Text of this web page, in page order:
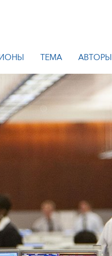
ТЕМА АВТОРЫ